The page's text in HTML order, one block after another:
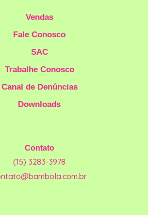
Vendas
Fale Conosco
SAC
Trabalhe Conosco
Canal de Denúncias
Downloads
Contato
(15) 3283-3978